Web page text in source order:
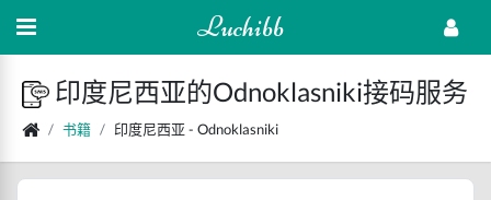
Luchibb
印度尼西亚的Odnoklasniki接码服务
书籍 印度尼西亚 - Odnoklasniki